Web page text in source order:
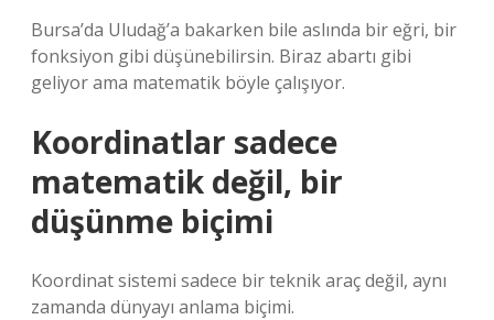
Bursa’da Uludağ’a bakarken bile aslında bir eğri, bir
fonksiyon gibi düşünebilirsin. Biraz abartı gibi
geliyor ama matematik böyle çalışıyor.
Koordinatlar sadece
matematik değil, bir
düşünme biçimi
Koordinat sistemi sadece bir teknik araç değil, aynı
zamanda dünyayı anlama biçimi.